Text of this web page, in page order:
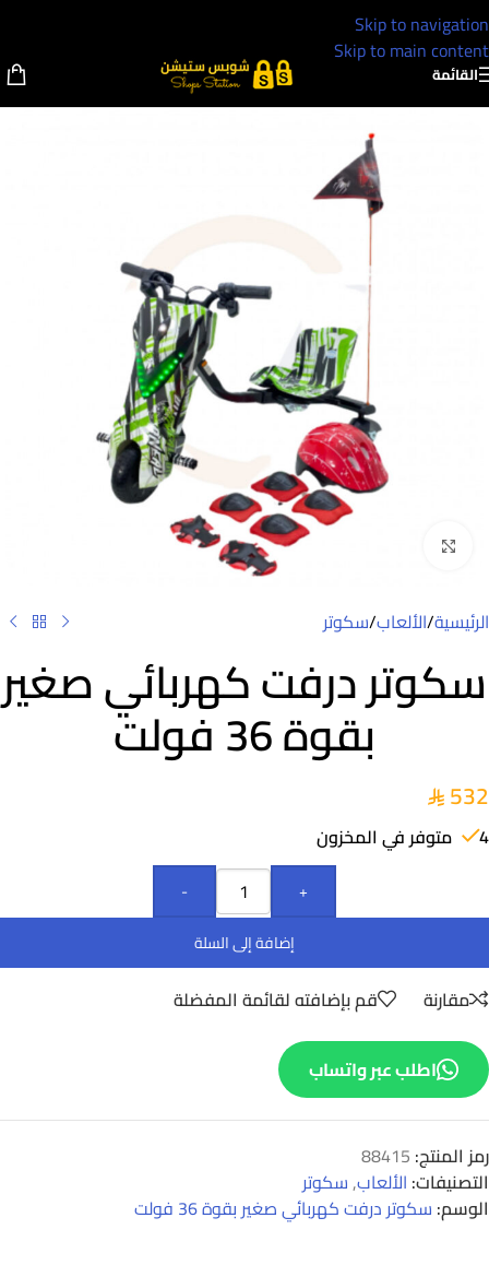
Skip to navigation
Skip to main content
القائمة
الرئيسية/الألعاب/سكوتر
سكوتر درفت كهربائي صغير
بقوة 36 فولت
532
4 متوفر في المخزون
-
+
إضافة إلى السلة
مقارنة قم بإضافته لقائمة المفضلة
اطلب عبر واتساب
رمز المنتج: 88415
التصنيفات: الألعاب,سكوتر
الوسم: سكوتر درفت كهربائي صغير بقوة 36 فولت